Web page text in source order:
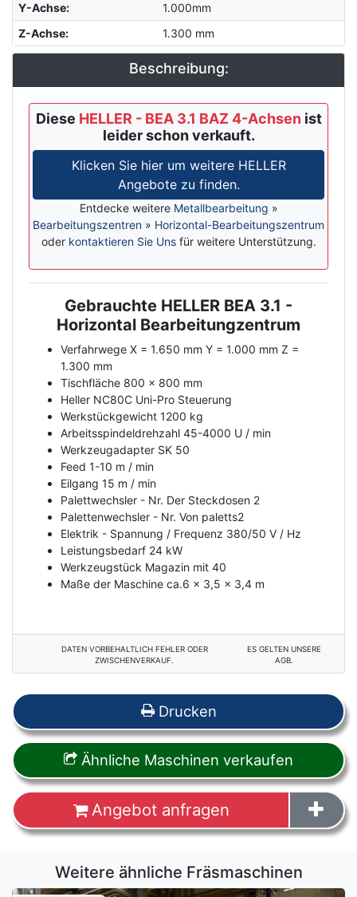
Y-Achse:
1.000mm
Z-Achse: 1.300 mm
Beschreibung:
Diese HELLER - BEA 3.1 BAZ 4-Achsenist
leider schon verkauft.
Klicken Sie hier um weitere HELLER
Angebote zu finden.
Entdecke weitere Metallbearbeitung »
Bearbeitungszentren » Horizontal-Bearbeitungszentrum
oder kontaktieren Sie Unsfür weitere Unterstützung.
DescriptionGebrauchte HELLER BEA 3.1 -
Horizontal Bearbeitungzentrum
Verfahrwege X = 1.650 mm Y = 1.000 mm Z =
1.300 mm
Tischfläche 800 x 800 mm
Heller NC80C Uni-Pro Steuerung
Werkstückgewicht 1200 kg
Arbeitsspindeldrehzahl 45-4000 U / min
Werkzeugadapter SK 50
Feed 1-10 m / min
Eilgang 15 m / min
Palettwechsler - Nr. Der Steckdosen 2
Palettenwechsler - Nr. Von paletts2
Elektrik - Spannung / Frequenz 380/50 V / Hz
Leistungsbedarf 24 kW
Werkzeugstück Magazin mit 40
Maße der Maschine ca.6 x 3,5 x 3,4 m
DATEN VORBEHALTLICH FEHLER ODER
ZWISCHENVERKAUF.
ES GELTEN UNSERE
AGB.
Drucken
Ähnliche Maschinen verkaufen
Angebot anfragen
Weitere ähnliche Fräsmaschinen